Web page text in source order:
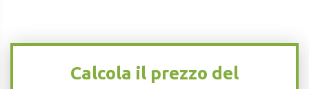
Calcola il prezzo del